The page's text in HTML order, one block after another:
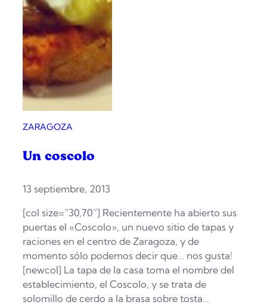
ZARAGOZA
Un coscolo
13 septiembre, 2013
[col size=”30,70”] Recientemente ha abierto sus
puertas el «Coscolo», un nuevo sitio de tapas y
raciones en el centro de Zaragoza, y de
momento sólo podemos decir que… nos gusta!
[newcol] La tapa de la casa toma el nombre del
establecimiento, el Coscolo, y se trata de
solomillo de cerdo a la brasa sobre tosta…